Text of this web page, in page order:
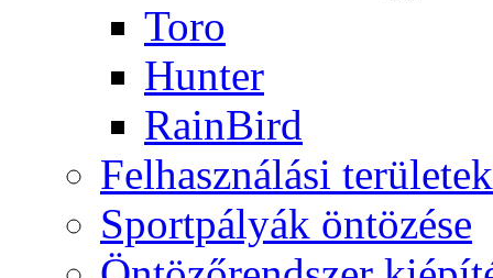
Toro
Hunter
RainBird
Felhasználási területek
Sportpályák öntözése